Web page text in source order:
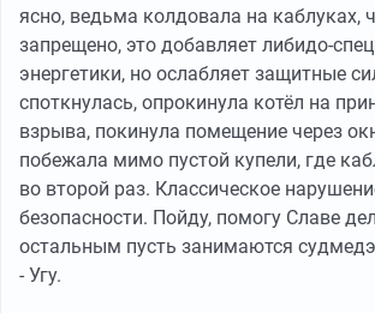
ясно, ведьма колдовала на каблуках,
запрещено, это добавляет либидо-
энергетики, но ослабляет защитные
споткнулась, опрокинула котёл на
взрыва, покинула помещение через
побежала мимо пустой купели, где
во второй раз. Классическое
безопасности. Пойду, помогу Славе
остальным пусть занимаются
- Угу.